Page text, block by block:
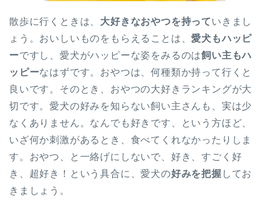
散歩に行くときは、 大好きなおやつを持っていきまし
ょう。おいしいものをもらえることは、愛犬もハッピ
ーですし、愛犬がハッピーな姿をみるのは飼い主もハ
ッピーなはずです。おやつは、何種類か持って行くと
良いです。そのとき、おやつの大好きランキングが大
切です。愛犬の好みを知らない飼い主さんも、実は少
なくありません。なんでも好きです、という方ほど、
いざ何か刺激があるとき、食べてくれなかったりしま
す。おやつ、と一絡げにしないで、好き、すごく好
き、超好き！という具合に、愛犬の好みを把握 してお
きましょう。